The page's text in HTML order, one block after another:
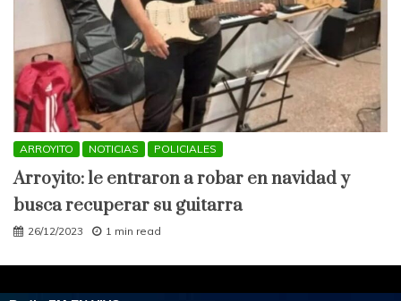
ARROYITO NOTICIAS POLICIALES
Arroyito: le entraron a robar en navidad y
busca recuperar su guitarra
26/12/2023 1 min read